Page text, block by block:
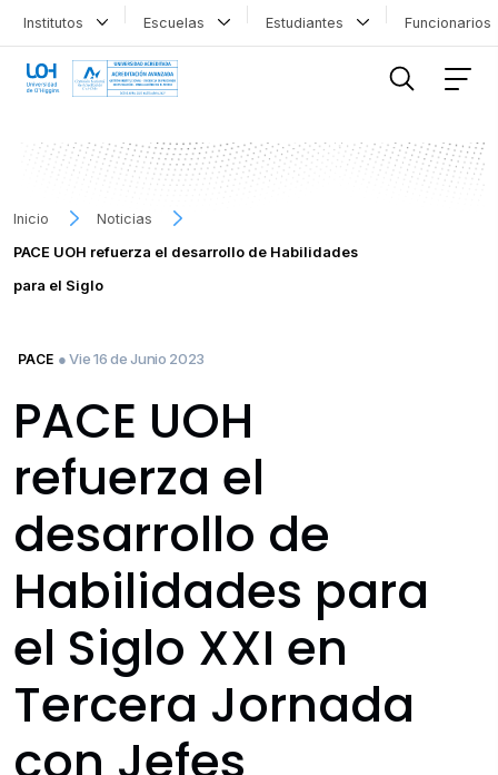
Institutos Escuelas Estudiantes
Inicio
Noticias
PACE UOH refuerza el desarrollo de Habilidades
para el Siglo
PACE ● Vie 16 de Junio 2023
PACE UOH
refuerza el
desarrollo de
Habilidades para
el Siglo XXI en
Tercera Jornada
con Jefes